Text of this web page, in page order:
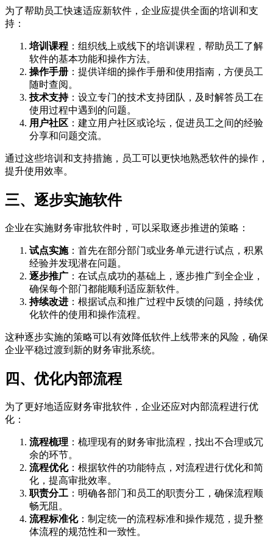
为了帮助员工快速适应新软件，企业应提供全面的培训和支
持：
培训课程 ：组织线上或线下的培训课程，帮助员工了解
软件的基本功能和操作方法。
操作手册 ：提供详细的操作手册和使用指南，方便员工
随时查阅。
技术支持：设立专门的技术支持团队，及时解答员工在
使用过程中遇到的问题。
用户社区 ：建立用户社区或论坛，促进员工之间的经验
分享和问题交流。
通过这些培训和支持措施，员工可以更快地熟悉软件的操作，
提升使用效率。
三、逐步实施软件
企业在实施财务审批软件时，可以采取逐步推进的策略：
试点实施：首先在部分部门或业务单元进行试点，积累
经验并发现潜在问题。
逐步推广 ：在试点成功的基础上，逐步推广到全企业，
确保每个部门都能顺利适应新软件。
持续改进 ：根据试点和推广过程中反馈的问题，持续优
化软件的使用和操作流程。
这种逐步实施的策略可以有效降低软件上线带来的风险，确保
企业平稳过渡到新的财务审批系统。
四、优化内部流程
为了更好地适应财务审批软件，企业还应对内部流程进行优
化：
流程梳理 ：梳理现有的财务审批流程，找出不合理或冗
余的环节。
流程优化：根据软件的功能特点，对流程进行优化和简
化，提高审批效率。
职责分工 ：明确各部门和员工的职责分工，确保流程顺
畅无阻。
流程标准化：制定统一的流程标准和操作规范，提升整
体流程的规范性和一致性。